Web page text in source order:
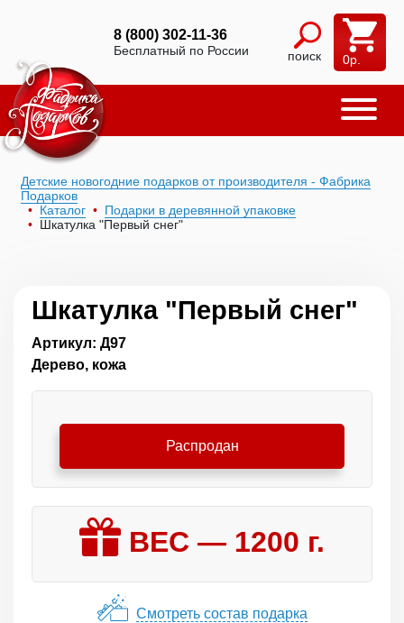
8 (800) 302-11-36
Бесплатный по России поиск 0р.
Детские новогодние подарков от производителя - Фабрика
Подарков
Каталог
Подарки в деревянной упаковке
Шкатулка "Первый снег"
Шкатулка "Первый снег"
Артикул: Д97
Дерево, кожа
Распродан
ВЕС — 1200 г.
Смотреть состав подарка